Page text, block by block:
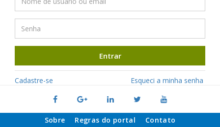
Entrar
Cadastre-se Esqueci a minha senha
Sobre Regras do portal
Contato